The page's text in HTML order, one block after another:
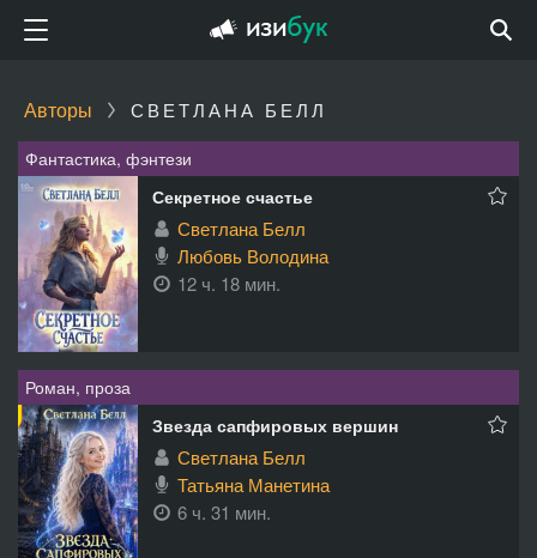
Авторы СВЕТЛАНА БЕЛЛ
Фантастика, фэнтези
Секретное счастье
Светлана Белл
Любовь Володина
12 ч. 18 мин.
Роман, проза
Звезда сапфировых вершин
Светлана Белл
Татьяна Манетина
6 ч. 31 мин.